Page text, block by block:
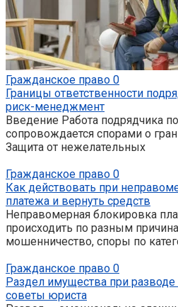
Гражданское право 0
Границы ответственности
риск-менеджмент
Введение Работа подрядчика
сопровождается спорами о
Защита от нежелательных
Гражданское право 0
Как действовать при
платежа и вернуть средств
Неправомерная блокировка
происходить по разным
мошенничество, споры по
Гражданское право 0
Раздел имущества при
советы юриста